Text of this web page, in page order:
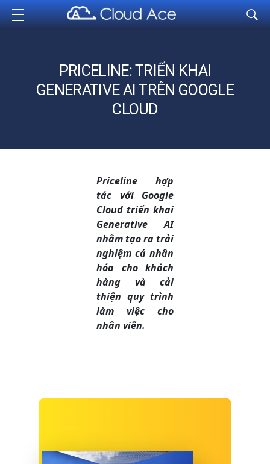
Cloud Ace
Nhà cung cấp giải pháp trên GCP cho doanh nghiệp
PRICELINE: TRIỂN KHAI
GENERATIVE AI TRÊN GOOGLE
CLOUD
Priceline hợp
tác với Google
Cloud triển khai
Generative AI
nhằm tạo ra trải
nghiệm cá nhân
hóa cho khách
hàng và cải
thiện quy trình
làm việc cho
nhân viên.